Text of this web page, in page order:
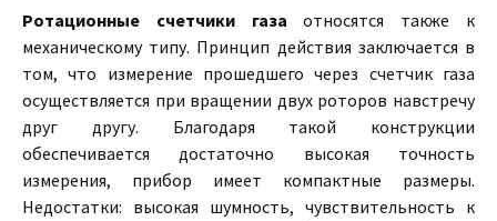
Ротационные счетчики газа относятся также к
механическому типу. Принцип действия заключается в
том, что измерение прошедшего через счетчик газа
осуществляется при вращении двух роторов навстречу
друг другу. Благодаря такой конструкции
обеспечивается достаточно высокая точность
измерения, прибор имеет компактные размеры.
Недостатки: высокая шумность, чувствительность к